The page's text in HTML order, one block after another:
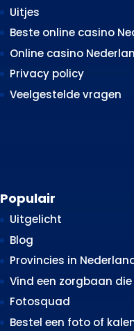
Uitjes
Beste online casino
Online casino
Privacy policy
Veelgestelde vragen
Populair
Uitgelicht
Blog
Provincies in
Vind een zorgbaan
Fotosquad
Bestel een foto of